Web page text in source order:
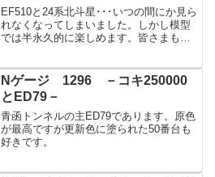
EF510と24系北斗星･･･いつの間にか見ら
れなくなってしまいました。しかし模型
では半永久的に楽しめます。皆さまもい
Nゲージ 1296 －コキ250000
とED79－
青函トンネルの主ED79であります。原色
が最高ですが更新色に塗られた50番台も
好きです。